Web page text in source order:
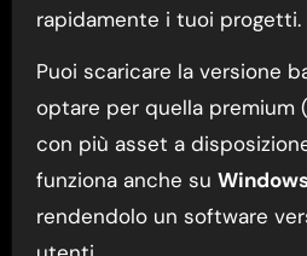
rapidamente i tuoi progetti.
Puoi scaricare la versione
optare per quella premium
con più asset a
funziona anche su
rendendolo un software